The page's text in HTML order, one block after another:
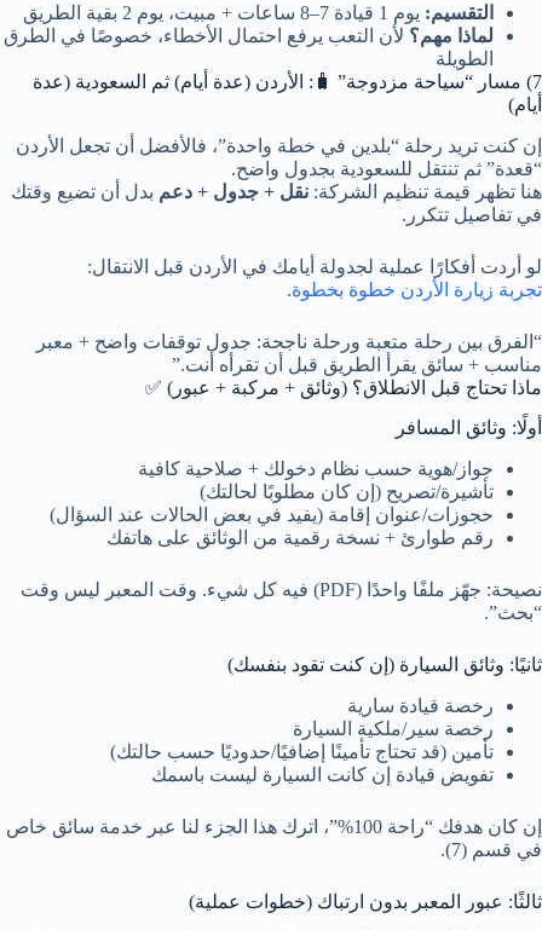
التقسيم: يوم 1 قيادة 7–8 ساعات + مبيت، يوم 2 بقية الطريق
لماذا مهم؟ لأن التعب يرفع احتمال الأخطاء، خصوصًا في الطرق
الطويلة
7) مسار “سياحة مزدوجة” 🧳: الأردن (عدة أيام) ثم السعودية (عدة
أيام)
إن كنت تريد رحلة “بلدين في خطة واحدة”، فالأفضل أن تجعل الأردن
“قعدة” ثم تنتقل للسعودية بجدول واضح.
هنا تظهر قيمة تنظيم الشركة: نقل + جدول + دعم بدل أن تضيع وقتك
في تفاصيل تتكرر.
لو أردت أفكارًا عملية لجدولة أيامك في الأردن قبل الانتقال:
تجربة زيارة الأردن خطوة بخطوة.
“الفرق بين رحلة متعبة ورحلة ناجحة: جدول توقفات واضح + معبر
مناسب + سائق يقرأ الطريق قبل أن تقرأه أنت.”
ماذا تحتاج قبل الانطلاق؟ (وثائق + مركبة + عبور) ✅
أولًا: وثائق المسافر
جواز/هوية حسب نظام دخولك + صلاحية كافية
تأشيرة/تصريح (إن كان مطلوبًا لحالتك)
حجوزات/عنوان إقامة (يفيد في بعض الحالات عند السؤال)
رقم طوارئ + نسخة رقمية من الوثائق على هاتفك
نصيحة: جهّز ملفًا واحدًا (PDF) فيه كل شيء. وقت المعبر ليس وقت
“بحث”.
ثانيًا: وثائق السيارة (إن كنت تقود بنفسك)
رخصة قيادة سارية
رخصة سير/ملكية السيارة
تأمين (قد تحتاج تأمينًا إضافيًا/حدوديًا حسب حالتك)
تفويض قيادة إن كانت السيارة ليست باسمك
إن كان هدفك “راحة 100%”، اترك هذا الجزء لنا عبر خدمة سائق خاص
في قسم (7).
ثالثًا: عبور المعبر بدون ارتباك (خطوات عملية)